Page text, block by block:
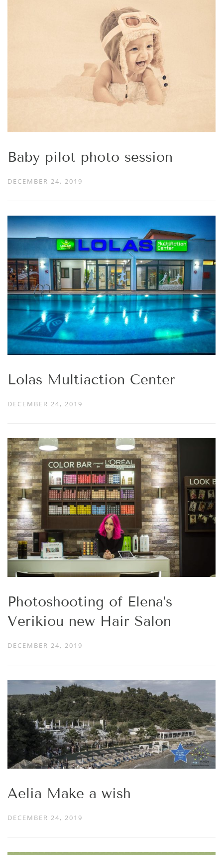
Baby pilot photo session
DECEMBER 24, 2019
Lolas Multiaction Center
DECEMBER 24, 2019
Photoshooting of Elena’s
Verikiou new Hair Salon
DECEMBER 24, 2019
Aelia Make a wish
DECEMBER 24, 2019